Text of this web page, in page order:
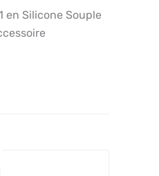
en Silicone Souple